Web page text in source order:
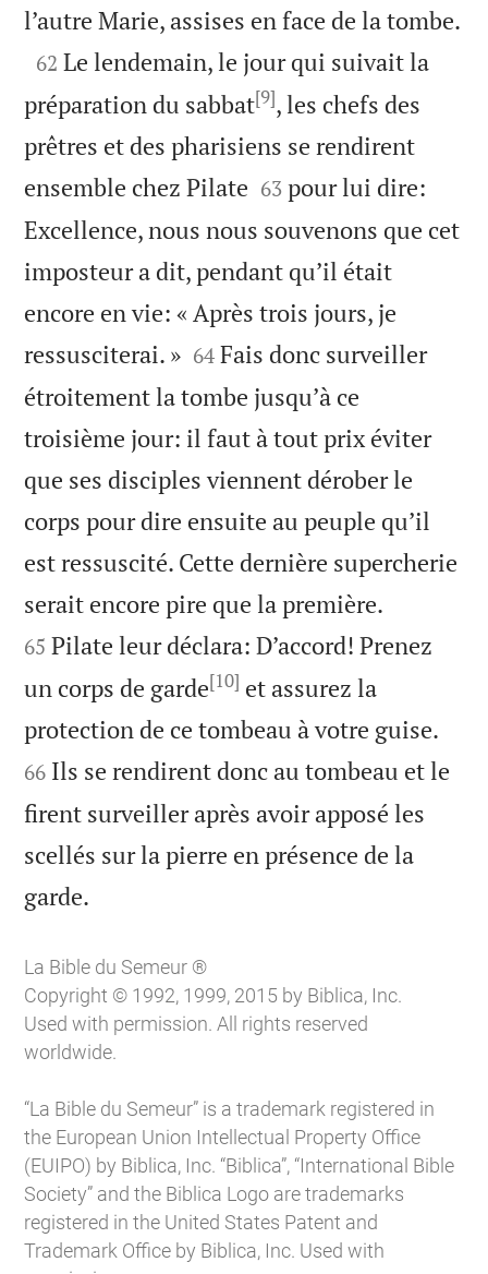
l’autre Marie, assises en face de la tombe.

62 Le lendemain, le jour qui suivait la
préparation du sabbat[9], les chefs des
prêtres et des pharisiens se rendirent
ensemble chez Pilate 

63 pour lui dire:
Excellence, nous nous souvenons que cet
imposteur a dit, pendant qu’il était
encore en vie: « Après trois jours, je
ressusciterai. »
64 Fais donc surveiller
étroitement la tombe jusqu’à ce
troisième jour: il faut à tout prix éviter
que ses disciples viennent dérober le
corps pour dire ensuite au peuple qu’il
est ressuscité. Cette dernière supercherie
serait encore pire que la première.
65 Pilate leur déclara: D’accord! Prenez
un corps de garde[10] et assurez la
protection de ce tombeau à votre guise.
66 Ils se rendirent donc au tombeau et le
firent surveiller après avoir apposé les
scellés sur la pierre en présence de la
garde.
La Bible du Semeur ®
Copyright © 1992, 1999, 2015 by Biblica, Inc.
Used with permission. All rights reserved
worldwide.
“La Bible du Semeur” is a trademark registered in
the European Union Intellectual Property Office
(EUIPO) by Biblica, Inc. “Biblica”, “International Bible
Society” and the Biblica Logo are trademarks
registered in the United States Patent and
Trademark Office by Biblica, Inc. Used with